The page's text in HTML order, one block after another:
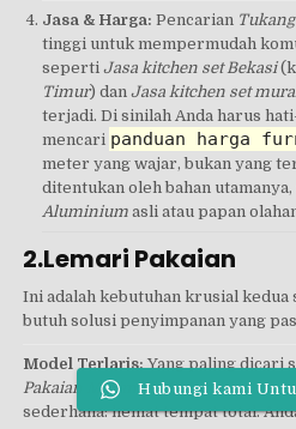
Jasa & Harga: Pencarian
tinggi untuk mempermudah
seperti Jasa kitchen set Bekasi
Timur) dan Jasa kitchen set
terjadi. Di sinilah Anda harus
mencari panduan harga
meter yang wajar, bukan yang
ditentukan oleh bahan utamanya,
Aluminiumasli atau papan
2.Lemari Pakaian
Ini adalah kebutuhan krusial
butuh solusi penyimpanan yang
Model Terlaris:Yang paling dicari
Pakaian Minimalis SLIDING(pintu
sederhana: hemat tempat total.
Hubungi kami